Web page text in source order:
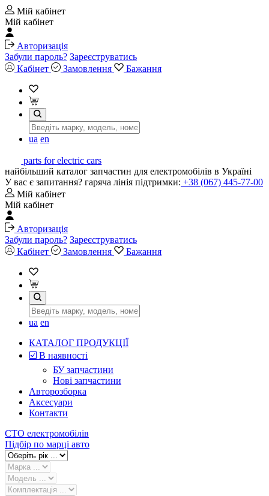
Мій кабінет
Мій кабінет
Авторизація
Забули пароль? Зареєструватись
Кабінет
Замовлення Бажання
ua en
parts for electric cars
найбільший каталог запчастин для електромобілів в Україні
У вас є запитання? гаряча лінія підтримки: +38 (067) 445-77-00
Мій кабінет
Мій кабінет
Авторизація
Забули пароль? Зареєструватись
Кабінет
Замовлення Бажання
ua en
КАТАЛОГ ПРОДУКЦІЇ
☑️ В наявності
БУ запчастини
Нові запчастини
Авторозборка
Аксесуари
Контакти
СТО електромобілів
Підбір по марці авто